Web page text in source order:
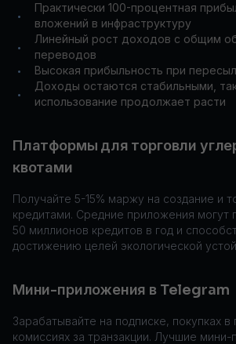
•
Практически 100-процентная
вложений в инфраструктуру
•
Линейный рост доходов с общим
переводов
• Высокая прибыльность при
•
Доходы остаются стабильными,
использование продолжает расти
Платформы для торговли
квотами
Получайте 5-15% маржу на создание и
кредитами. Средние приложения могут
50 миллионов кредитов в год и
достижению целей экологической
Мини-приложения в Telegram
Зарабатывайте на подписке, покупках
комиссиях за транзакции. Лучшие